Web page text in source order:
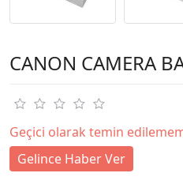
CANON CAMERA
Geçici olarak temin
Gelince Haber Ver